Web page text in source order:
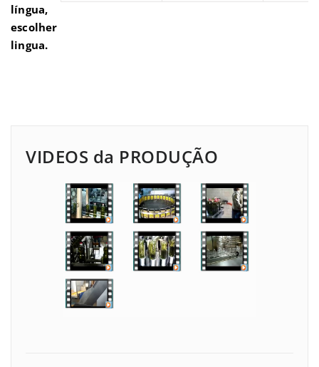
língua,
escolher
lingua.
VIDEOS da PRODUÇÃO